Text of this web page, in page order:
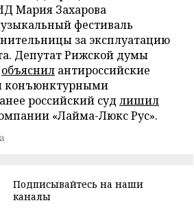
Мария Захарова
фестиваль
за эксплуатацию
Депутат Рижской думы
объяснил антироссийские
конъюнктурными
российский суд лишил
«Лайма-Люкс Рус».
Подписывайтесь на наши
каналы